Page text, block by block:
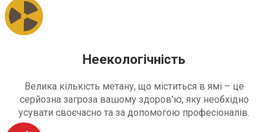
Неекологічність
Велика кількість метану, що міститься в ямі – це
серйозна загроза вашому здоров'ю, яку необхідно
усувати своєчасно та за допомогою професіоналів.